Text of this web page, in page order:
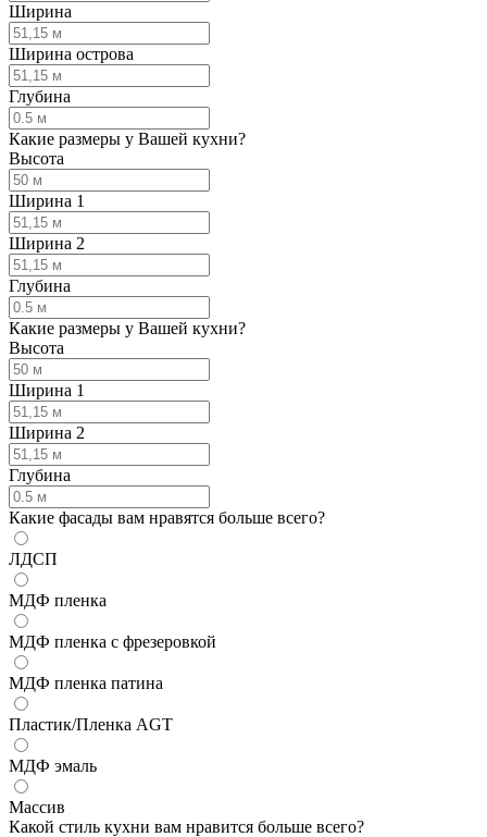
Ширина
Ширина острова
Глубина
Какие размеры у Вашей кухни?
Высота
Ширина 1
Ширина 2
Глубина
Какие размеры у Вашей кухни?
Высота
Ширина 1
Ширина 2
Глубина
Какие фасады вам нравятся больше всего?
ЛДСП
МДФ пленка
МДФ пленка с фрезеровкой
МДФ пленка патина
Пластик/Пленка AGT
МДФ эмаль
Массив
Какой стиль кухни вам нравится больше всего?